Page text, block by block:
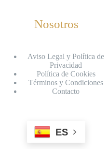
Nosotros
Aviso Legal y Política de
Privacidad
Política de Cookies
Términos y Condiciones
Contacto
ES